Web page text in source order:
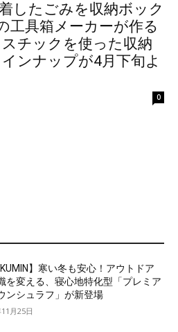
したごみを収納ボック
工具箱メーカーが作る
スチックを使った収納
ンナップが4月下旬よ
0
】寒い冬も安心！アウトドア
を変える、寝心地特化型「プレミア
ンシュラフ」が新登場
月25日